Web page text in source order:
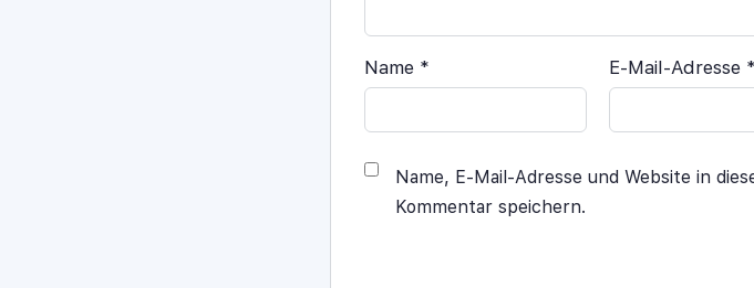
Name * E-Mail-Adresse *
Name, E-Mail-Adresse und Website in
Kommentar speichern.